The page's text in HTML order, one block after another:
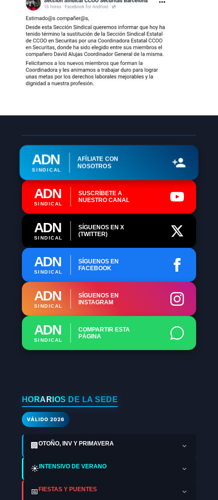
ADN
SINDICAL
AFÍLIATE CON
NOSOTROS
ADN
SINDICAL
SUSCRÍBETE A
NUESTRO CANAL
ADN
SINDICAL
SÍGUENOS EN X
(TWITTER)
ADN
SINDICAL
SÍGUENOS EN
FACEBOOK
ADN
SINDICAL
SÍGUENOS EN
INSTAGRAM
ADN
SINDICAL
COMPARTIR ESTA
PÁGINA
HORARIOS DE LA SEDE
VÁLIDO 2026
🏢 OTOÑO, INV Y PRIMAVERA
☀️INTENSIVO DE VERANO
📅FIESTAS Y PUENTES